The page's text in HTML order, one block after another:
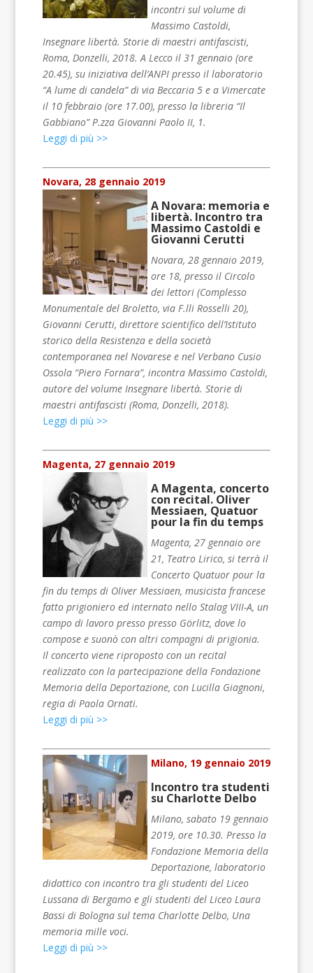
incontri sul volume di
Massimo Castoldi,
Insegnare libertà. Storie di maestri antifascisti,
Roma, Donzelli, 2018. A Lecco il 31 gennaio (ore
20.45), su iniziativa dell’ANPI presso il laboratorio
“A lume di candela” di via Beccaria 5 e a Vimercate
il 10 febbraio (ore 17.00), presso la libreria “Il
Gabbiano” P.zza Giovanni Paolo II, 1.
Leggi di più >>
Novara, 28 gennaio 2019
A Novara: memoria e
libertà. Incontro tra
Massimo Castoldi e
Giovanni Cerutti
Novara, 28 gennaio 2019,
ore 18, presso il Circolo
dei lettori (Complesso
Monumentale del Broletto, via F.lli Rosselli 20),
Giovanni Cerutti, direttore scientifico dell’Istituto
storico della Resistenza e della società
contemporanea nel Novarese e nel Verbano Cusio
Ossola “Piero Fornara”, incontra Massimo Castoldi,
autore del volume Insegnare libertà. Storie di
maestri antifascisti (Roma, Donzelli, 2018).
Leggi di più >>
Magenta, 27 gennaio 2019
A Magenta, concerto
con recital. Oliver
Messiaen, Quatuor
pour la fin du temps
Magenta, 27 gennaio ore
21, Teatro Lirico, si terrà il
Concerto Quatuor pour la
fin du temps di Oliver Messiaen, musicista francese
fatto prigioniero ed internato nello Stalag VIII-A, un
campo di lavoro presso presso Görlitz, dove lo
compose e suonò con altri compagni di prigionia.
Il concerto viene riproposto con un recital
realizzato con la partecipazione della Fondazione
Memoria della Deportazione, con Lucilla Giagnoni,
regia di Paola Ornati.
Leggi di più >>
Milano, 19 gennaio 2019
Incontro tra studenti
su Charlotte Delbo
Milano, sabato 19 gennaio
2019, ore 10.30. Presso la
Fondazione Memoria della
Deportazione, laboratorio
didattico con incontro tra gli studenti del Liceo
Lussana di Bergamo e gli studenti del Liceo Laura
Bassi di Bologna sul tema Charlotte Delbo, Una
memoria mille voci.
Leggi di più >>